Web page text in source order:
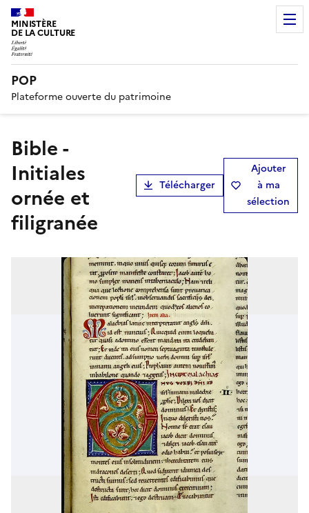
MINISTÈRE
DE LA CULTURE
POP
Plateforme ouverte du patrimoine
Bible -
Initiales
ornée et
filigranée
Télécharger
Ajouter
à ma
sélection